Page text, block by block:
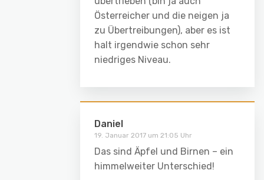
Österreicher und die neigen ja
zu Übertreibungen), aber es ist
halt irgendwie schon sehr
niedriges Niveau.
Daniel
19. Januar 2017 um 21:05 Uhr
Das sind Äpfel und Birnen – ein
himmelweiter Unterschied!